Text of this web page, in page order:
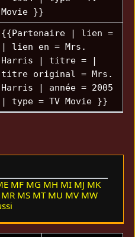
Movie }}
{{Partenaire | lien =
| lien en = Mrs.
Harris | titre = |
titre original = Mrs.
Harris | année = 2005
| type = TV Movie }}
MF MG MH MI MJ MK
MR MS MT MU MV MW